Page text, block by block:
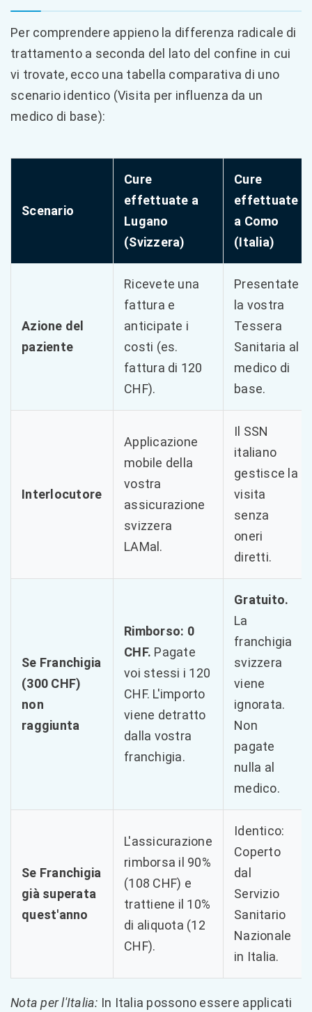
Per comprendere appieno la differenza radicale di
trattamento a seconda del lato del confine in cui
vi trovate, ecco una tabella comparativa di uno
scenario identico (Visita per influenza da un
medico di base):
Scenario
Cure
effettuate a
Lugano
(Svizzera)
Cure
effettuate
a Como
(Italia)
Azione del
paziente
Ricevete una
fattura e
anticipate i
costi (es.
fattura di 120
CHF).
Presentate
la vostra
Tessera
Sanitaria al
medico di
base.
Interlocutore
Applicazione
mobile della
vostra
assicurazione
svizzera
LAMal.
Il SSN
italiano
gestisce la
visita
senza
oneri
diretti.
Se Franchigia
(300 CHF)
non
raggiunta
Rimborso: 0
CHF. Pagate
voi stessi i 120
CHF. L'importo
viene detratto
dalla vostra
franchigia.
Gratuito.
La
franchigia
svizzera
viene
ignorata.
Non
pagate
nulla al
medico.
Se Franchigia
già superata
quest'anno
L'assicurazione
rimborsa il 90%
(108 CHF) e
trattiene il 10%
di aliquota (12
CHF).
Identico:
Coperto
dal
Servizio
Sanitario
Nazionale
in Italia.
Nota per l'Italia: In Italia possono essere applicati